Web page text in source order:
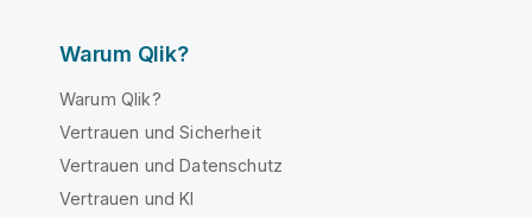
Warum Qlik?
Warum Qlik?
Vertrauen und Sicherheit
Vertrauen und Datenschutz
Vertrauen und KI